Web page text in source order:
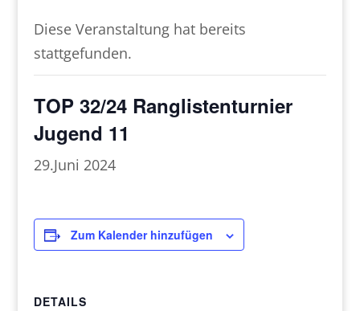
Diese Veranstaltung hat bereits
stattgefunden.
TOP 32/24 Ranglistenturnier
Jugend 11
29.Juni 2024
Zum Kalender hinzufügen
DETAILS